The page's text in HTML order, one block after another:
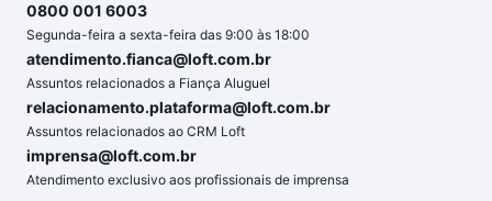
0800 001 6003
Segunda-feira a sexta-feira das 9:00 às 18:00
atendimento.fianca@loft.com.br
Assuntos relacionados a Fiança Aluguel
relacionamento.plataforma@loft.com.br
Assuntos relacionados ao CRM Loft
imprensa@loft.com.br
Atendimento exclusivo aos profissionais de imprensa